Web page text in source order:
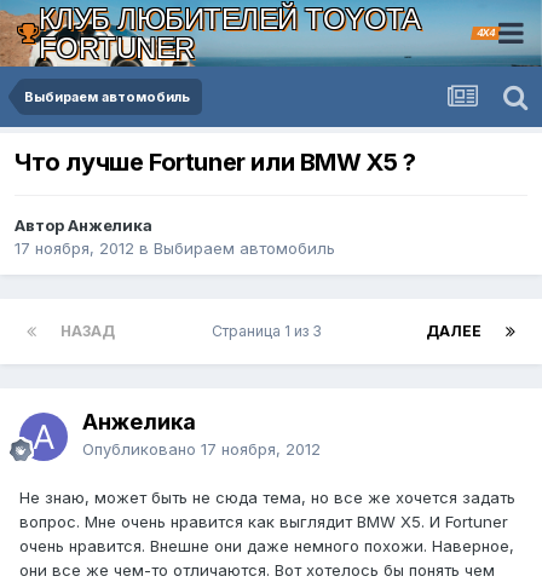
КЛУБ ЛЮБИТЕЛЕЙ TOYOTA
FORTUNER
4X4
Выбираем автомобиль
Что лучше Fortuner или BMW X5 ?
Автор Анжелика
17 ноября, 2012 в Выбираем автомобиль
НАЗАД ДАЛЕЕ
Страница 1 из 3
Анжелика
Опубликовано 17 ноября, 2012
Не знаю, может быть не сюда тема, но все же хочется задать
вопрос. Мне очень нравится как выглядит BMW X5. И Fortuner
очень нравится. Внешне они даже немного похожи. Наверное,
они все же чем-то отличаются. Вот хотелось бы понять чем